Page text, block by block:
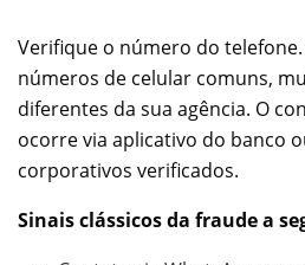
Verifique o número do
números de celular comuns,
diferentes da sua agência. O
ocorre via aplicativo do banco
corporativos verificados.
Sinais clássicos da fraude a